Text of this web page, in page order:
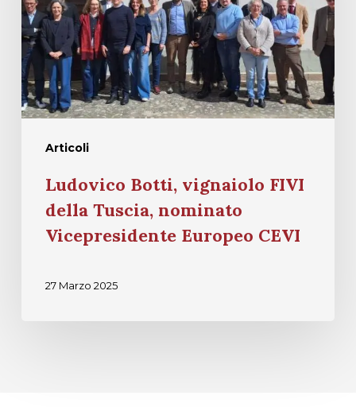
Articoli
Ludovico Botti, vignaiolo FIVI
della Tuscia, nominato
Vicepresidente Europeo CEVI
27 Marzo 2025